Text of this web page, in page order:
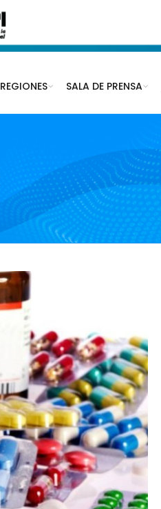
REGIONES SALA DE PRENSA